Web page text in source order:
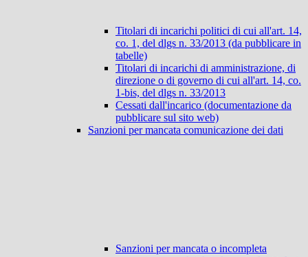
Titolari di incarichi politici di cui all'art. 14,
co. 1, del dlgs n. 33/2013 (da pubblicare in
tabelle)
Titolari di incarichi di amministrazione, di
direzione o di governo di cui all'art. 14, co.
1-bis, del dlgs n. 33/2013
Cessati dall'incarico (documentazione da
pubblicare sul sito web)
Sanzioni per mancata comunicazione dei dati
Sanzioni per mancata o incompleta